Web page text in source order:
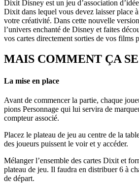
Dixit Disney est un jeu d’association
Dixit dans lequel vous devez laisser place
votre créativité. Dans cette nouvelle
l’univers enchanté de Disney et faites
vos cartes directement sorties de vos films
MAIS COMMENT ÇA
La mise en place
Avant de commencer la partie, chaque
pions Personnage qui lui servira de
compteur associé.
Placez le plateau de jeu au centre de la
des joueurs puissent le voir et y accéder.
Mélanger l’ensemble des cartes Dixit et
plateau de jeu. Il faudra en distribuer 6 à
de départ.